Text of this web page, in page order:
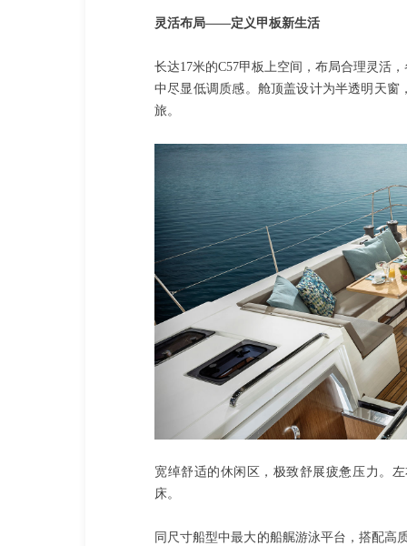
灵活布局——定义甲板新生活
长达17米的C57甲板上空间，布局合理灵活
中尽显低调质感。舱顶盖设计为半透明天
旅。
宽绰舒适的休闲区，极致舒展疲惫压力。
床。
同尺寸船型中最大的船艉游泳平台，搭配高